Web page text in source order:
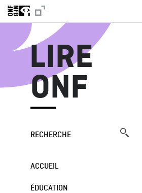
LIRE
ONF
RECHERCHE
ACCUEIL
ÉDUCATION